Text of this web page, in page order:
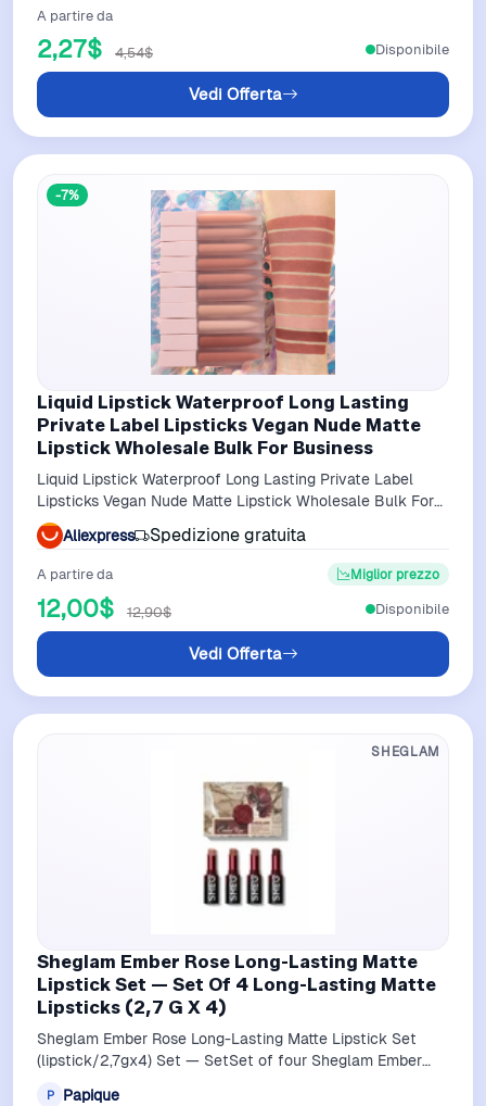
A partire da
2,27$ 4,54$
Vedi Offerta
Disponibile
-7%
Liquid Lipstick Waterproof Long Lasting
Private Label Lipsticks Vegan Nude Matte
Lipstick Wholesale Bulk For Business
Liquid Lipstick Waterproof Long Lasting Private Label
Lipsticks Vegan Nude Matte Lipstick Wholesale Bulk For
Business
Aliexpress Spedizione gratuita
A partire da
12,00$ 12,90$
Miglior prezzo
Vedi Offerta
Disponibile
SHEGLAM
Sheglam Ember Rose Long-Lasting Matte
Lipstick Set — Set Of 4 Long-Lasting Matte
Lipsticks (2,7 G X 4)
Sheglam Ember Rose Long-Lasting Matte Lipstick Set
(lipstick/2,7gx4) Set — SetSet of four Sheglam Ember
P Papique